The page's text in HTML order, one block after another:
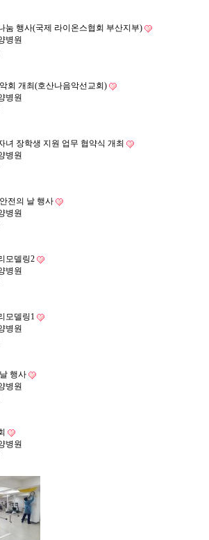
눔 행사(국제 라이온스협회 부산지부)
병원
회 개최(호산나음악선교회)
병원
녀 장학생 지원 업무 협약식 개최
병원
전의 날 행사
병원
모델링2
병원
모델링1
병원
행사
병원
병원